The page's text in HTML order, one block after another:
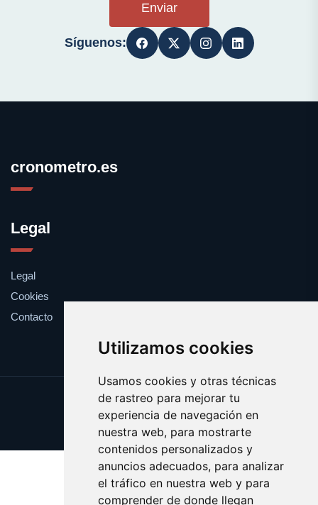
Utilizamos cookies
Usamos cookies y otras técnicas
de rastreo para mejorar tu
experiencia de navegación en
nuestra web, para mostrarte
contenidos personalizados y
anuncios adecuados, para analizar
el tráfico en nuestra web y para
comprender de donde llegan
Enviar
Síguenos:
cronometro.es
Legal
Legal
Cookies
Contacto
Update cookies preferences
Copyright © 2025 cronometro.es